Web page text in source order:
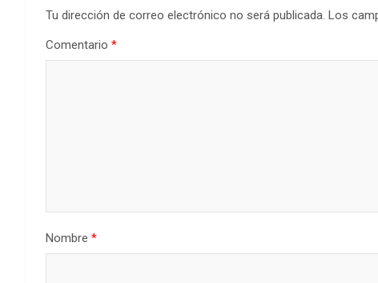
Tu dirección de correo electrónico no será publicada. Los
Comentario *
Nombre *